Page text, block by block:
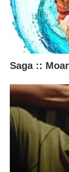
Saga ::